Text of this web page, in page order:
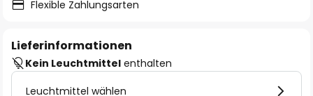
Flexible Zahlungsarten
Lieferinformationen
Kein Leuchtmittel enthalten
Leuchtmittel wählen